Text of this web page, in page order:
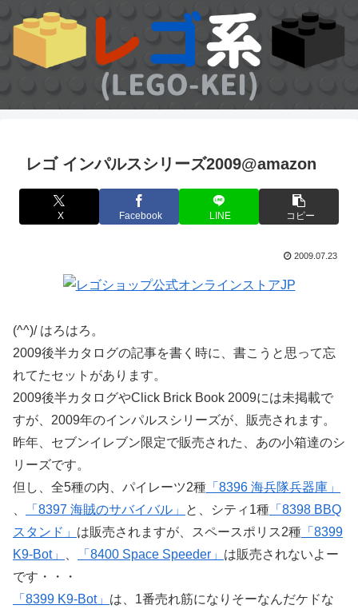
レゴ インパルスシリーズ2009@amazon
X Facebook LINE コピー
2009.07.23
(^^)/ はろはろ。
2009後半カタログの記事を書く時に、書こうと思って忘
れてたセットがあります。
2009後半カタログやClick Brick Book 2009には未掲載で
すが、2009年のインパルスシリーズが、販売されます。
昨年、セブンイレブン限定で販売された、あの小箱達のシ
リーズです。
但し、全5種の内、パイレーツ2種 「8396 海兵隊兵器庫」
「8397 海賊のサバイバル」 と、シティ1種 「8398 BBQ
スタンド」 は販売されますが、スペースポリス2種 「8399
K9-Bot」
「8400 Space Speeder」 は販売されないよー
です・・・
「8399 K9-Bot」 は、1番売れ筋になりそーなんだケドな